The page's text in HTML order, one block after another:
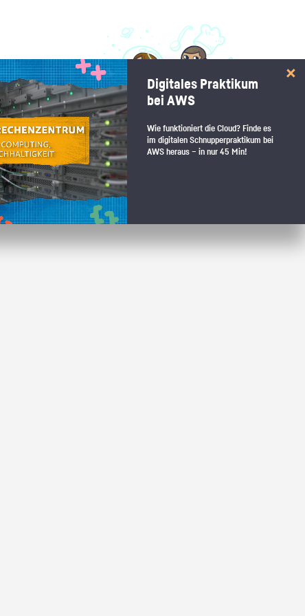
interessiert:
Stärkentest.
du den passenden Platz
Digitales Praktikum
bei AWS
Wie funktioniert die Cloud? Finde es
im digitalen Schnupperpraktikum bei
AWS heraus – in nur 45 Min!